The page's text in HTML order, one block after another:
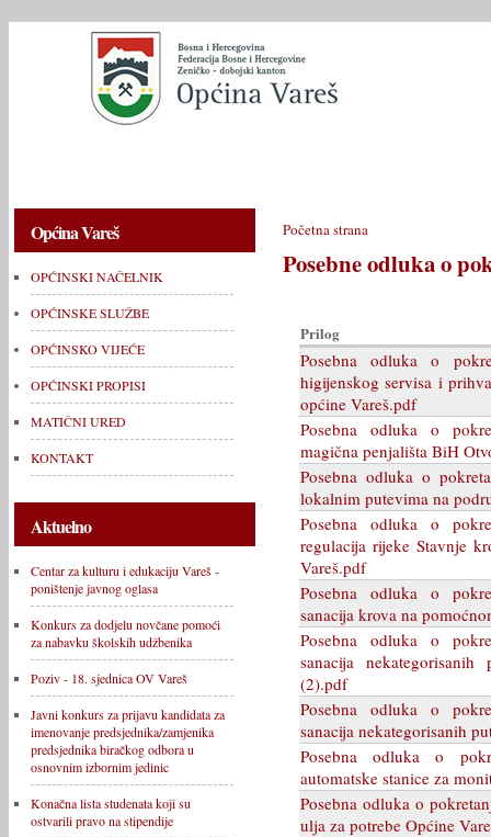
Općina Vareš
OPĆINSKI NAČELNIK
OPĆINSKE SLUŽBE
OPĆINSKO VIJEĆE
OPĆINSKI PROPISI
MATIČNI URED
KONTAKT
Aktuelno
Centar za kulturu i edukaciju Vareš -
poništenje javnog oglasa
Konkurs za dodjelu novčane pomoći
za nabavku školskih udžbenika
Poziv - 18. sjednica OV Vareš
Javni konkurs za prijavu kandidata za
imenovanje predsjednika/zamjenika
predsjednika biračkog odbora u
osnovnim izbornim jedinic
Konačna lista studenata koji su
ostvarili pravo na stipendije
Početna strana
Posebne odluka o
Prilog
Posebna odluka o
higijenskog servisa i
općine Vareš.pdf
Posebna odluka o
magična penjališta BiH
Posebna odluka o
lokalnim putevima na
Posebna odluka o
regulacija rijeke Stavnje
Vareš.pdf
Posebna odluka o
sanacija krova na
Posebna odluka o
sanacija
(2).pdf
Posebna odluka o
sanacija nekategorisanih
Posebna odluka o
automatske stanice za
Posebna odluka o
ulja za potrebe Općine